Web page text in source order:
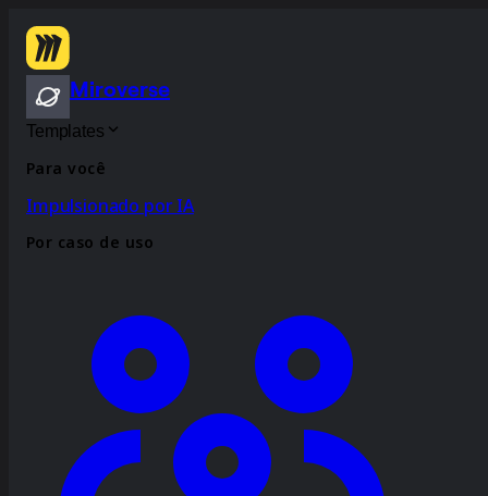
Miroverse
Templates
Para você
Impulsionado por IA
Por caso de uso